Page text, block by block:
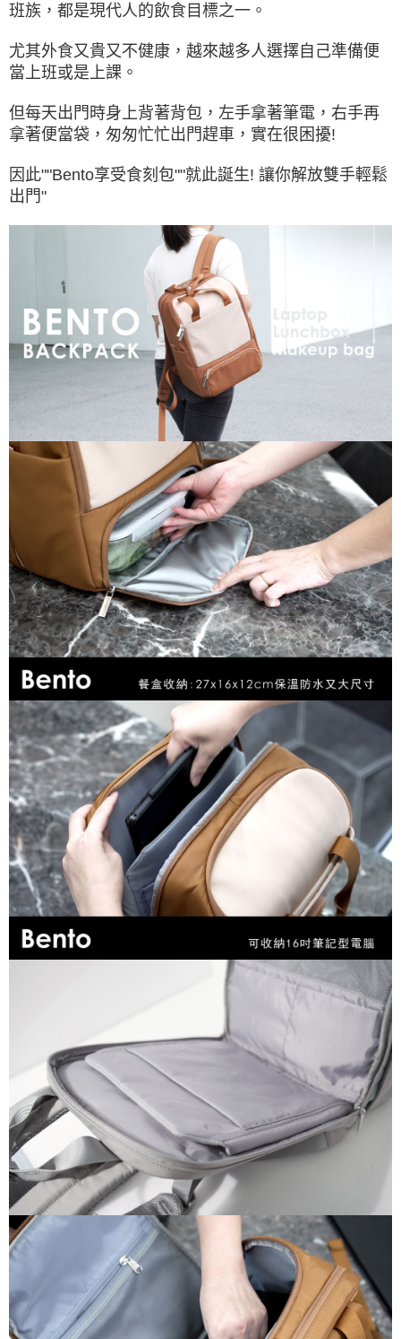
班族，都是現代人的飲食目標之一。
尤其外食又貴又不健康，越來越多人選擇自己準備便
當上班或是上課。
但每天出門時身上背著背包，左手拿著筆電，右手再
拿著便當袋，匆匆忙忙出門趕車，實在很困擾!
因此""Bento享受食刻包""就此誕生! 讓你解放雙手輕鬆
出門"